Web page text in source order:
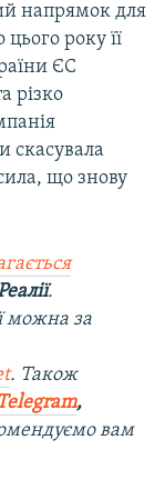
напрямок для
року її
ЄС
різко
скасувала
що знову
.
можна за
. Також
,
вам